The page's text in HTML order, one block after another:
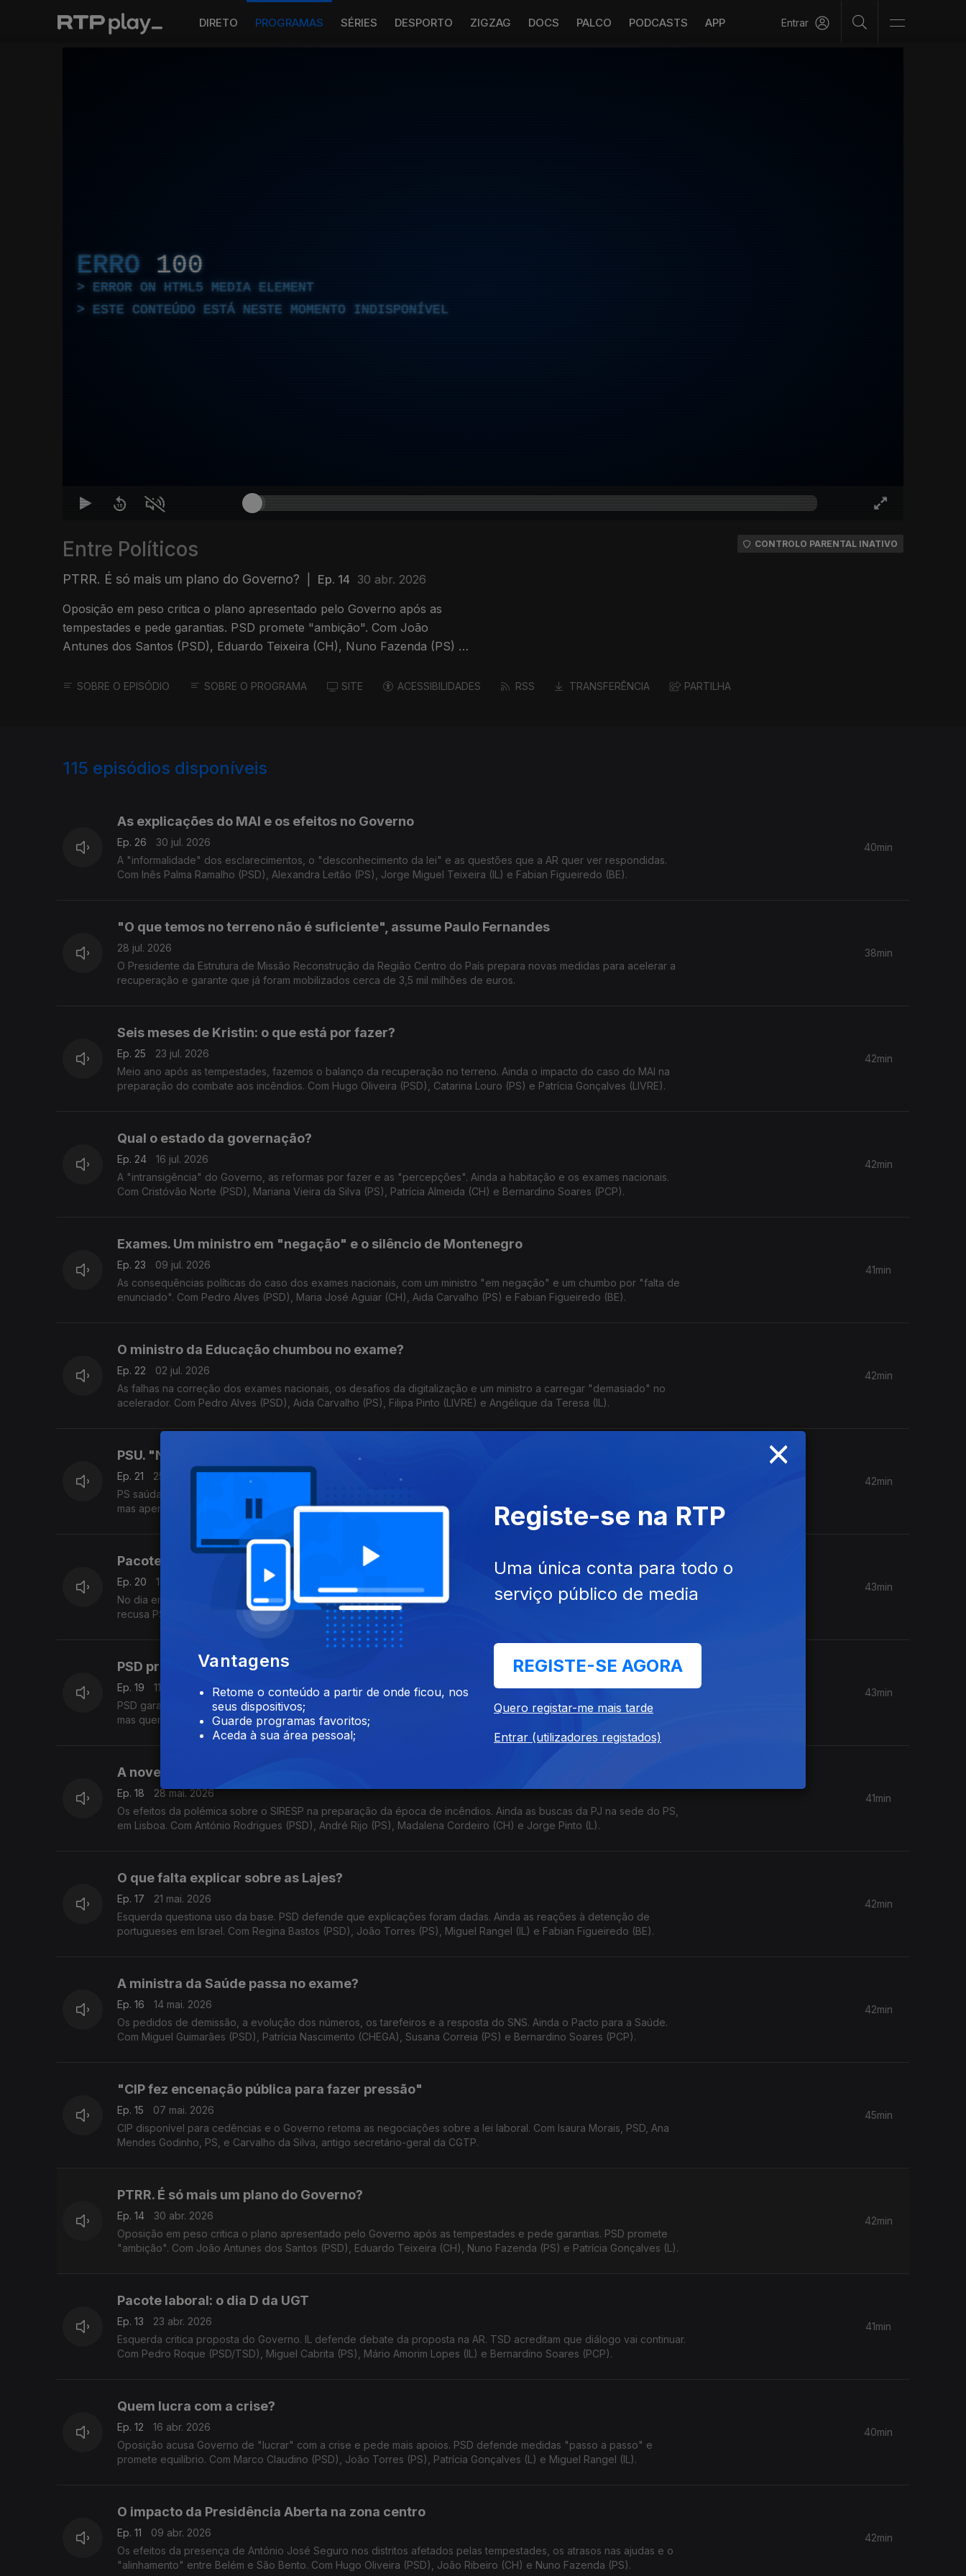
DIRETO PROGRAMAS SÉRIES DESPORTO ZIGZAG DOCS PALCO PODCASTS APP Entrar
ERRO 100
ERROR ON HTML5 MEDIA ELEMENT
ESTE CONTEÚDO ESTÁ NESTE MOMENTO INDISPONÍVEL
Entre Políticos
PTRR. É só mais um plano do Governo? Ep. 14 30 abr. 2026
Oposição em peso critica o plano apresentado pelo Governo após as
tempestades e pede garantias. PSD promete "ambição". Com João
Antunes dos Santos (PSD), Eduardo Teixeira (CH), Nuno Fazenda (PS) e
CONTROLO PARENTAL INATIVO
SOBRE O EPISÓDIO SOBRE O PROGRAMA SITE ACESSIBILIDADES RSS TRANSFERÊNCIA PARTILHA
115 episódios disponíveis
As explicações do MAI e os efeitos no Governo
Ep. 26
30 jul. 2026
A "informalidade" dos esclarecimentos, o "desconhecimento da lei" e as questões que a AR quer ver respondidas.
Com Inês Palma Ramalho (PSD), Alexandra Leitão (PS), Jorge Miguel Teixeira (IL) e Fabian Figueiredo (BE).
40min
"O que temos no terreno não é suficiente", assume Paulo Fernandes
28 jul. 2026
O Presidente da Estrutura de Missão Reconstrução da Região Centro do País prepara novas medidas para acelerar a
recuperação e garante que já foram mobilizados cerca de 3,5 mil milhões de euros.
38min
Seis meses de Kristin: o que está por fazer?
Ep. 25
23 jul. 2026
Meio ano após as tempestades, fazemos o balanço da recuperação no terreno. Ainda o impacto do caso do MAI na
preparação do combate aos incêndios. Com Hugo Oliveira (PSD), Catarina Louro (PS) e Patrícia Gonçalves (LIVRE).
42min
Qual o estado da governação?
Ep. 24
16 jul. 2026
A "intransigência" do Governo, as reformas por fazer e as "percepções". Ainda a habitação e os exames nacionais.
Com Cristóvão Norte (PSD), Mariana Vieira da Silva (PS), Patrícia Almeida (CH) e Bernardino Soares (PCP).
42min
Exames. Um ministro em "negação" e o silêncio de Montenegro
Ep. 23
09 jul. 2026
As consequências políticas do caso dos exames nacionais, com um ministro "em negação" e um chumbo por "falta de
enunciado". Com Pedro Alves (PSD), Maria José Aguiar (CH), Aida Carvalho (PS) e Fabian Figueiredo (BE).
41min
O ministro da Educação chumbou no exame?
Ep. 22
02 jul. 2026
As falhas na correção dos exames nacionais, os desafios da digitalização e um ministro a carregar "demasiado" no
acelerador. Com Pedro Alves (PSD), Aida Carvalho (PS), Filipa Pinto (LIVRE) e Angélique da Teresa (IL).
42min
PSU. "Não houve conversas com o PSD sobre o valor concreto"
Ep. 21
25 jun. 2026
PS saúda acordo com PSD e aponta à "fiscalização" da Prestação Social Única. PSD quer trabalho social obrigatório,
mas apenas para quem estiver apto. Com Isaura Morais (PSD), Miguel Cabrita (PS) e Jorge Pinto (LIVRE).
42min
Pacote laboral. Chega exige PS fora das negociações
Ep. 20
18 jun. 2026
No dia em que a proposta do Governo é debatida na AR, o PSD admite negociar com os socialistas, mas o Chega
recusa PS na mesa do debate. Com Isaura Morais (PSD), Bruno Nunes (CH), Miguel Cabrita (PS) e Alfredo Maia (PCP)
43min
PSD promete responder a "medos" sobre Prestação Social Única
Ep. 19
11 jun. 2026
PSD garante que PSU quer promover a integração. Chega e PS admitem aprovar a autorização pedida pelo Governo,
mas querem garantias. Com Carla Barros (PSD), Mariana Vieira da Silva (PS) e Felicidade Vital (CHEGA).
43min
A novela do SIRESP e a preparação do combate aos fogos
Ep. 18
28 mai. 2026
Os efeitos da polémica sobre o SIRESP na preparação da época de incêndios. Ainda as buscas da PJ na sede do PS,
em Lisboa. Com António Rodrigues (PSD), André Rijo (PS), Madalena Cordeiro (CH) e Jorge Pinto (L).
41min
O que falta explicar sobre as Lajes?
Ep. 17
21 mai. 2026
Esquerda questiona uso da base. PSD defende que explicações foram dadas. Ainda as reações à detenção de
portugueses em Israel. Com Regina Bastos (PSD), João Torres (PS), Miguel Rangel (IL) e Fabian Figueiredo (BE).
42min
A ministra da Saúde passa no exame?
Ep. 16
14 mai. 2026
Os pedidos de demissão, a evolução dos números, os tarefeiros e a resposta do SNS. Ainda o Pacto para a Saúde.
Com Miguel Guimarães (PSD), Patrícia Nascimento (CHEGA), Susana Correia (PS) e Bernardino Soares (PCP).
42min
"CIP fez encenação pública para fazer pressão"
Ep. 15
07 mai. 2026
CIP disponível para cedências e o Governo retoma as negociações sobre a lei laboral. Com Isaura Morais, PSD, Ana
Mendes Godinho, PS, e Carvalho da Silva, antigo secretário-geral da CGTP.
45min
PTRR. É só mais um plano do Governo?
Ep. 14
30 abr. 2026
Oposição em peso critica o plano apresentado pelo Governo após as tempestades e pede garantias. PSD promete
"ambição". Com João Antunes dos Santos (PSD), Eduardo Teixeira (CH), Nuno Fazenda (PS) e Patrícia Gonçalves (L).
42min
Pacote laboral: o dia D da UGT
Ep. 13
23 abr. 2026
Esquerda critica proposta do Governo. IL defende debate da proposta na AR. TSD acreditam que diálogo vai continuar.
Com Pedro Roque (PSD/TSD), Miguel Cabrita (PS), Mário Amorim Lopes (IL) e Bernardino Soares (PCP).
41min
Quem lucra com a crise?
Ep. 12
16 abr. 2026
Oposição acusa Governo de "lucrar" com a crise e pede mais apoios. PSD defende medidas "passo a passo" e
promete equilíbrio. Com Marco Claudino (PSD), João Torres (PS), Patrícia Gonçalves (L) e Miguel Rangel (IL).
40min
O impacto da Presidência Aberta na zona centro
Ep. 11
09 abr. 2026
Os efeitos da presença de António José Seguro nos distritos afetados pelas tempestades, os atrasos nas ajudas e o
"alinhamento" entre Belém e São Bento. Com Hugo Oliveira (PSD), João Ribeiro (CH) e Nuno Fazenda (PS).
42min
×
Vantagens
Retome o conteúdo a partir de onde ficou, nos
seus dispositivos;
Guarde programas favoritos;
Aceda à sua área pessoal;
Registe-se na RTP
Uma única conta para todo o
serviço público de media
REGISTE-SE AGORA
Quero registar-me mais tarde
Entrar (utilizadores registados)